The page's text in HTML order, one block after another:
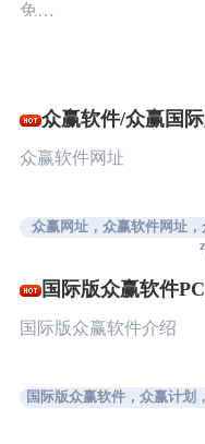
免…
众赢软件/众赢国
名》
众赢软件网址
众赢网址，众赢软件网址
国际版众赢软件
国际版众赢软件介绍
国际版众赢软件，众赢计划